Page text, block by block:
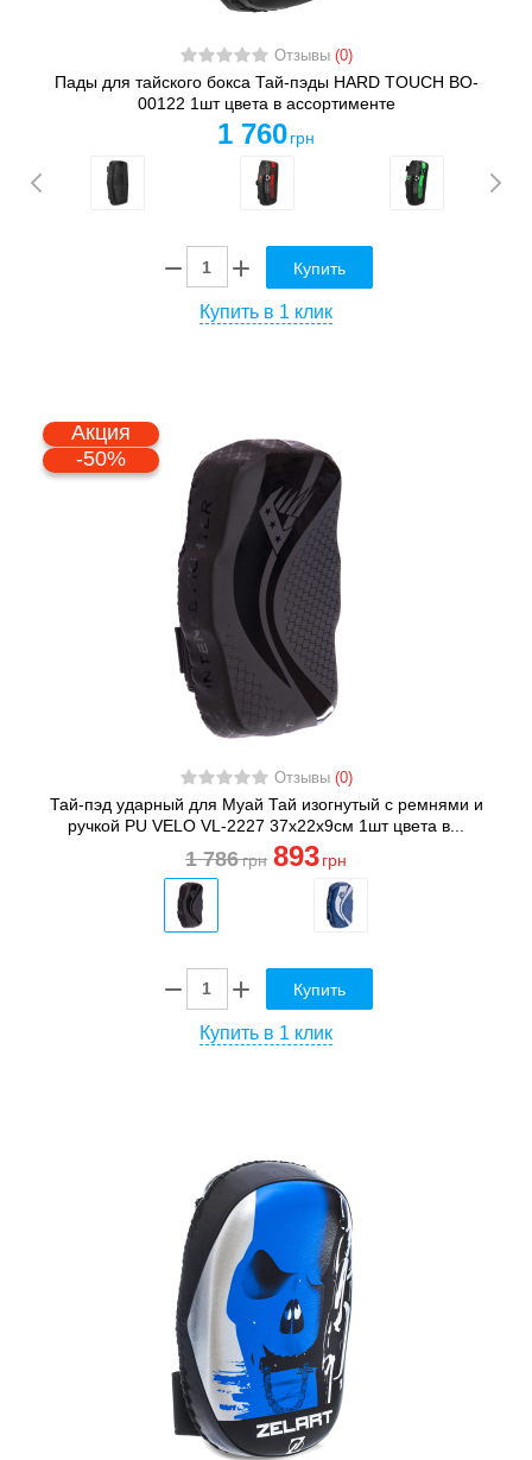
Отзывы (0)
Пады для тайского бокса Тай-пэды HARD TOUCH BO-
00122 1шт цвета в ассортименте
1 760 грн
Купить
Купить в 1 клик
Акция
-50%
Отзывы (0)
Тай-пэд ударный для Муай Тай изогнутый с ремнями и
ручкой PU VELO VL-2227 37x22x9см 1шт цвета в...
1 786грн 893 грн
Купить
Купить в 1 клик